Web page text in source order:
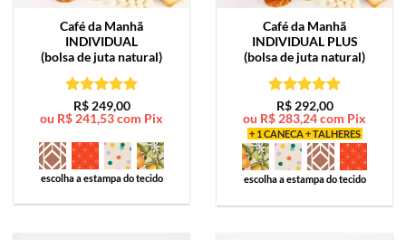
Café da Manhã
INDIVIDUAL
(bolsa de juta natural)
Avaliação5
de 5
R$249,00
ou R$ 241,53com Pix
escolha a estampa do tecido
Café da Manhã
INDIVIDUAL PLUS
(bolsa de juta natural)
Avaliação5
de 5
R$292,00
ou R$ 283,24com Pix
+ 1 CANECA + TALHERES
escolha a estampa do tecido